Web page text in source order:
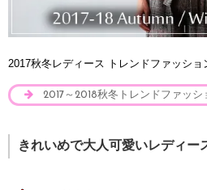
2017秋冬レディース トレンドファッショ
2017～2018秋冬トレンドファッシ
きれいめで大人可愛いレディー